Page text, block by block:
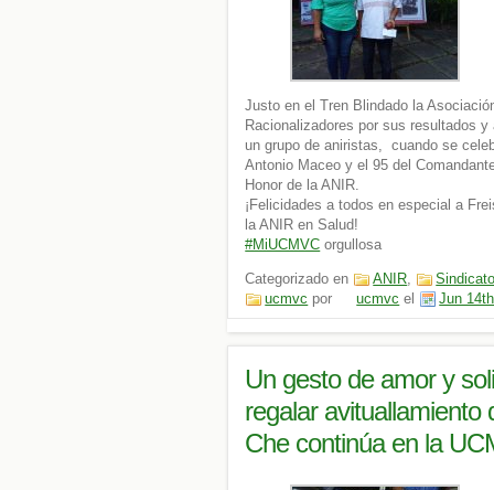
Justo en el Tren Blindado la
Racionalizadores por sus resultados
un grupo de aniristas, cuando se
Antonio Maceo y el 95 del
Honor de la ANIR.
¡Felicidades a todos en especial a
la ANIR en Salud!
#MiUCMVC orgullosa
Categorizado en ANIR,
ucmvc por ucmvc el Jun
Un gesto de amor y
regalar avituallamiento
Che continúa en la